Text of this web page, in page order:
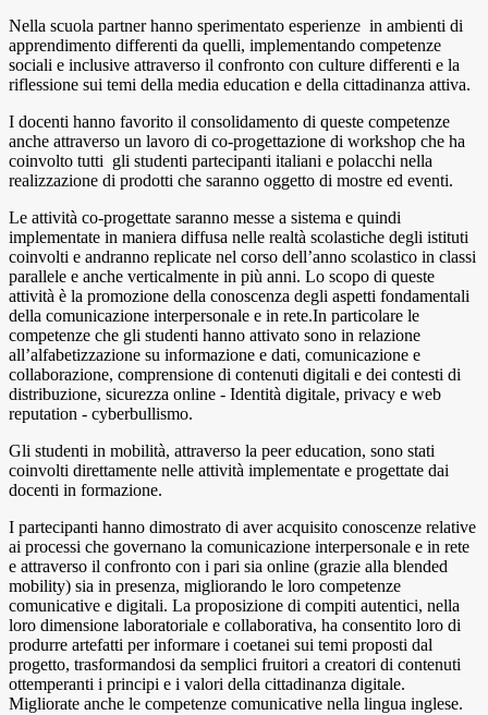
Nella scuola partner hanno sperimentato esperienze in ambienti di
apprendimento differenti da quelli, implementando competenze
sociali e inclusive attraverso il confronto con culture differenti e la
riflessione sui temi della media education e della cittadinanza attiva.
I docenti hanno favorito il consolidamento di queste competenze
anche attraverso un lavoro di co-progettazione di workshop che ha
coinvolto tutti gli studenti partecipanti italiani e polacchi nella
realizzazione di prodotti che saranno oggetto di mostre ed eventi.
Le attività co-progettate saranno messe a sistema e quindi
implementate in maniera diffusa nelle realtà scolastiche degli istituti
coinvolti e andranno replicate nel corso dell’anno scolastico in classi
parallele e anche verticalmente in più anni. Lo scopo di queste
attività è la promozione della conoscenza degli aspetti fondamentali
della comunicazione interpersonale e in rete.In particolare le
competenze che gli studenti hanno attivato sono in relazione
all’alfabetizzazione su informazione e dati, comunicazione e
collaborazione, comprensione di contenuti digitali e dei contesti di
distribuzione, sicurezza online - Identità digitale, privacy e web
reputation - cyberbullismo.
Gli studenti in mobilità, attraverso la peer education, sono stati
coinvolti direttamente nelle attività implementate e progettate dai
docenti in formazione.
I partecipanti hanno dimostrato di aver acquisito conoscenze relative
ai processi che governano la comunicazione interpersonale e in rete
e attraverso il confronto con i pari sia online (grazie alla blended
mobility) sia in presenza, migliorando le loro competenze
comunicative e digitali. La proposizione di compiti autentici, nella
loro dimensione laboratoriale e collaborativa, ha consentito loro di
produrre artefatti per informare i coetanei sui temi proposti dal
progetto, trasformandosi da semplici fruitori a creatori di contenuti
ottemperanti i principi e i valori della cittadinanza digitale.
Migliorate anche le competenze comunicative nella lingua inglese.